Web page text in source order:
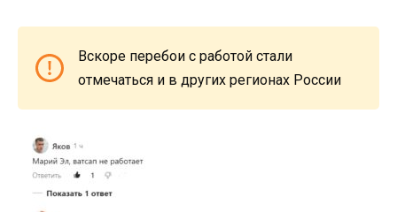
Вскоре перебои с работой стали
отмечаться и в других регионах России